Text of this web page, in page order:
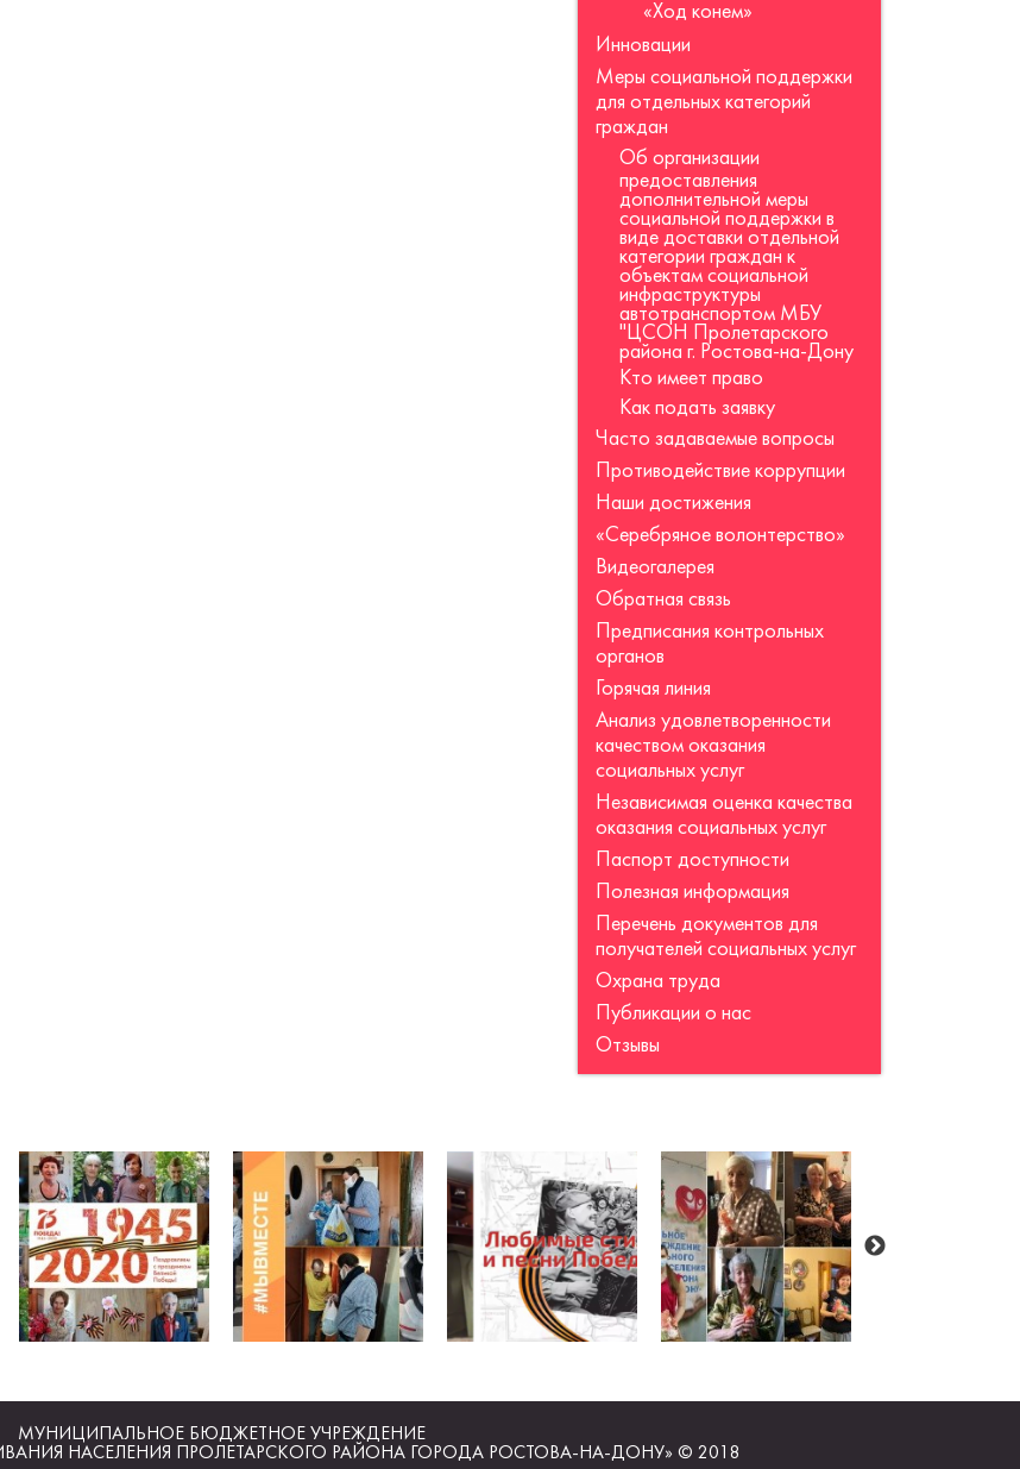
«Ход конем»
Инновации
Меры социальной поддержки
для отдельных категорий
граждан
Об организации
предоставления
дополнительной меры
социальной поддержки в
виде доставки отдельной
категории граждан к
объектам социальной
инфраструктуры
автотранспортом МБУ
"ЦСОН Пролетарского
района г. Ростова-на-Дону
Кто имеет право
Как подать заявку
Часто задаваемые вопросы
Противодействие коррупции
Наши достижения
«Серебряное волонтерство»
Видеогалерея
Обратная связь
Предписания контрольных
органов
Горячая линия
Анализ удовлетворенности
качеством оказания
социальных услуг
Независимая оценка качества
оказания социальных услуг
Паспорт доступности
Полезная информация
Перечень документов для
получателей социальных услуг
Охрана труда
Публикации о нас
Отзывы
МУНИЦИПАЛЬНОЕ БЮДЖЕТНОЕ УЧРЕЖДЕНИЕ
НАСЕЛЕНИЯ ПРОЛЕТАРСКОГО РАЙОНА ГОРОДА РОСТОВА-НА-ДОНУ» © 2018